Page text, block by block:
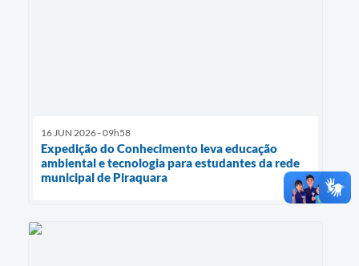
16 JUN 2026 - 09h58
Expedição do Conhecimento leva educação
ambiental e tecnologia para estudantes da rede
municipal de Piraquara